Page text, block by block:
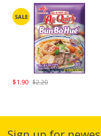
SALE
$1.90 $2.20